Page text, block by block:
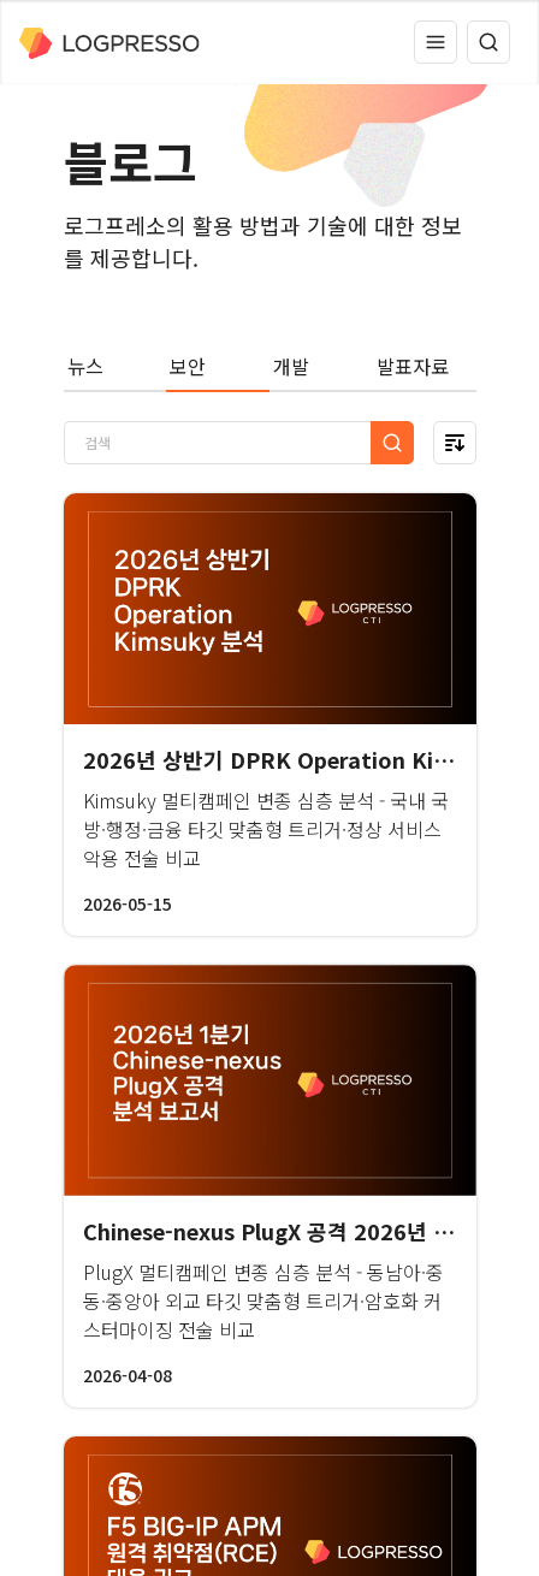
블로그
로그프레소의 활용 방법과 기술에 대한 정보
를 제공합니다.
뉴스 보안 개발 발표자료
2026년 상반기 DPRK Operation Kimsuky 분석
Kimsuky 멀티캠페인 변종 심층 분석 - 국내 국
방·행정·금융 타깃 맞춤형 트리거·정상 서비스
악용 전술 비교
2026-05-15
Chinese-nexus PlugX 공격 2026년 1분기 분석 보고서
PlugX 멀티캠페인 변종 심층 분석 - 동남아·중
동·중앙아 외교 타깃 맞춤형 트리거·암호화 커
스터마이징 전술 비교
2026-04-08